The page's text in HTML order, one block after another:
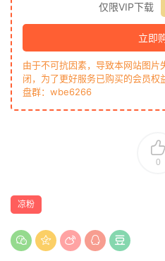
仅限VIP下载
立即
由于不可抗因素，导致本网站图
闭，为了更好服务已购买的会员权
盘群：wbe6266
0
凉粉